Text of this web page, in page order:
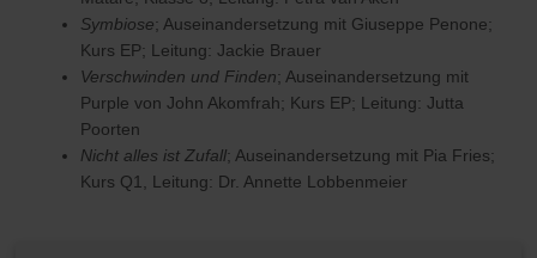
Symbiose; Auseinandersetzung mit Giuseppe Penone;
Kurs EP; Leitung: Jackie Brauer
Verschwinden und Finden; Auseinandersetzung mit
Purple von John Akomfrah; Kurs EP; Leitung: Jutta
Poorten
Nicht alles ist Zufall; Auseinandersetzung mit Pia Fries;
Kurs Q1, Leitung: Dr. Annette Lobbenmeier